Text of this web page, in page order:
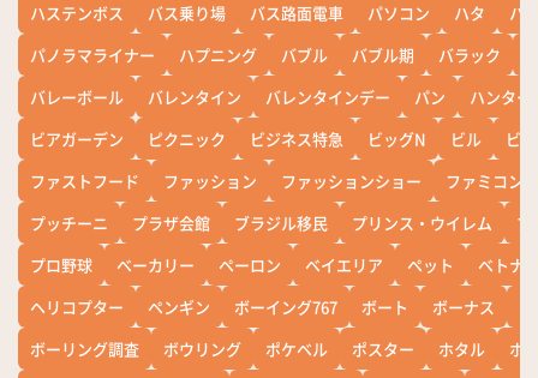
ハステンボス
バス乗り場 バス路面電車 パソコン ハタ
ハ
パノラマライナー
ハプニング バブル バブル期 バラック
バレーボール
バレンタイン バレンタインデー パン
ハンター
ビアガーデン
ピクニック ビジネス特急 ビッグN ビル
ビワ
ファストフード
ファッション ファッションショー
ファミコン
プッチーニ
プラザ会館 ブラジル移民 プリンス・ウイレム
ブ
プロ野球
ベーカリー ペーロン ベイエリア ペット
ベトナ
ヘリコプター
ペンギン ボーイング767 ボート ボーナス
ボーリング調査
ボウリング ポケベル ポスター ホタル
ホ